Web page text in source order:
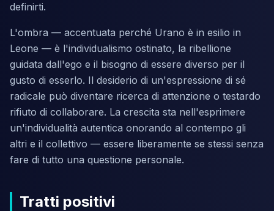
definirti.
L'ombra — accentuata perché Urano è in esilio in
Leone — è l'individualismo ostinato, la ribellione
guidata dall'ego e il bisogno di essere diverso per il
gusto di esserlo. Il desiderio di un'espressione di sé
radicale può diventare ricerca di attenzione o testardo
rifiuto di collaborare. La crescita sta nell'esprimere
un'individualità autentica onorando al contempo gli
altri e il collettivo — essere liberamente se stessi senza
fare di tutto una questione personale.
Tratti positivi